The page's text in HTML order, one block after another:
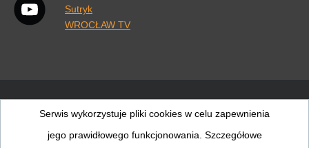
Sutryk
WROCŁAW TV
Wiadomości Pogoda
Wrocław
Rozkłady jazdy
MPK
Wrocław
Serwis wykorzystuje pliki cookies w celu zapewnienia
jego prawidłowego funkcjonowania. Szczegółowe